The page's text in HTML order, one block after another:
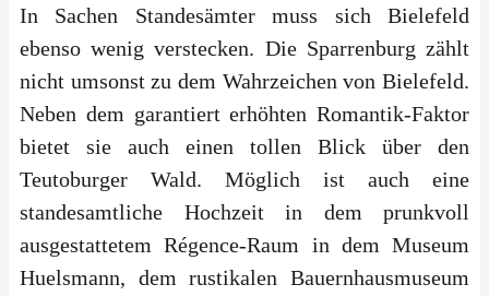
In Sachen Standesämter muss sich Bielefeld
ebenso wenig verstecken. Die Sparrenburg zählt
nicht umsonst zu dem Wahrzeichen von Bielefeld.
Neben dem garantiert erhöhten Romantik-Faktor
bietet sie auch einen tollen Blick über den
Teutoburger Wald. Möglich ist auch eine
standesamtliche Hochzeit in dem prunkvoll
ausgestattetem Régence-Raum in dem Museum
Huelsmann, dem rustikalen Bauernhausmuseum